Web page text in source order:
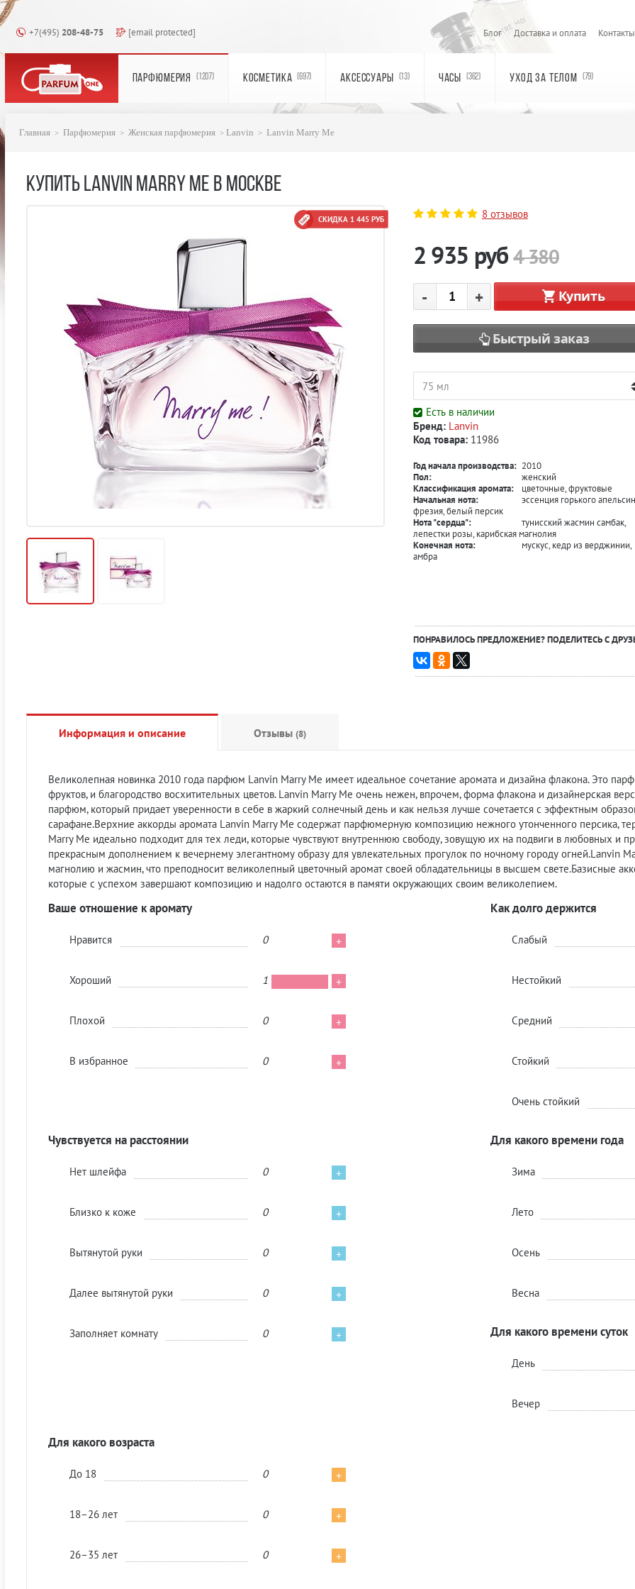
+7(495) 208-48-75 [email protected] Блог Доставка и оплата Контакты
ПАРФЮМЕРИЯ (1207) КОСМЕТИКА (697) АКСЕССУАРЫ (13) ЧАСЫ (362) УХОД ЗА ТЕЛОМ (79)
Главная Парфюмерия Женская парфюмерия Lanvin Lanvin Marry Me
КУПИТЬ LANVIN MARRY ME В МОСКВЕ
СКИДКА 1 445 РУБ 8 отзывов
2 935 руб 4 380
- + Купить
Быстрый заказ
Есть в наличии
Бренд: Lanvin
Код товара:11986
Год начала производства: 2010
Пол:
женский
Классификация аромата:
цветочные, фруктовые
Начальная нота:
эссенция горького
фрезия, белый персик
Нота "сердца":
тунисский жасмин самбак,
лепестки розы, карибская магнолия
Конечная нота:
мускус, кедр из верджинии,
амбра
ПОНРАВИЛОСЬ ПРЕДЛОЖЕНИЕ? ПОДЕЛИТЕСЬ С
Информация и описание Отзывы (8)
Великолепная новинка 2010 года парфюм Lanvin Marry Me имеет идеальное сочетание аромата и дизайна флакона. Это
фруктов, и благородство восхитительных цветов. Lanvin Marry Me очень нежен, впрочем, форма флакона и дизайнерская
парфюм, который придает уверенности в себе в жаркий солнечный день и как нельзя лучше сочетается с эффектным
сарафане.Верхние аккорды аромата Lanvin Marry Me содержат парфюмерную композицию нежного утонченного персика,
Marry Me идеально подходит для тех леди, которые чувствуют внутреннюю свободу, зовущую их на подвиги в любовных и
прекрасным дополнением к вечернему элегантному образу для увлекательных прогулок по ночному городу огней.Lanvin
магнолию и жасмин, что преподносит великолепный цветочный аромат своей обладательницы в высшем свете.Базисные
которые с успехом завершают композицию и надолго остаются в памяти окружающих своим великолепием.
Ваше отношение к аромату
Нравится 0 +
Хороший 1 +
Плохой 0 +
В избранное 0 +
Как долго держится
Слабый
Нестойкий
Средний
Стойкий
Очень стойкий
Чувствуется на расстоянии
Нет шлейфа 0 +
Близко к коже 0 +
Вытянутой руки 0 +
Далее вытянутой руки 0 +
Заполняет комнату 0 +
Для какого времени года
Зима
Лето
Осень
Весна
Для какого времени суток
День
Вечер
Для какого возраста
До 18 0 +
18–26 лет 0 +
26–35 лет 0 +